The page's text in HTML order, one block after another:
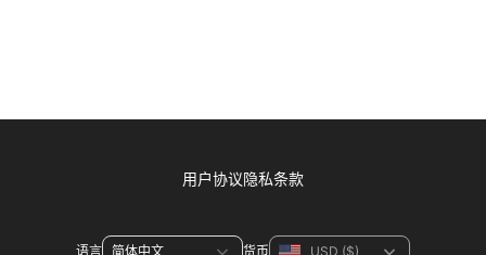
用户协议隐私条款
语言 货币